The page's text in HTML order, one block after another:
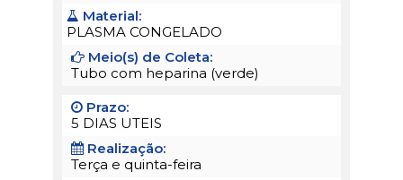
Material:
PLASMA CONGELADO
Meio(s) de Coleta:
Tubo com heparina (verde)
Prazo:
5 DIAS UTEIS
Realização:
Terça e quinta-feira